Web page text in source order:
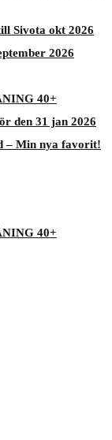
Sivota okt 2026
2026
40+
den 31 jan 2026
– Min nya favorit!
40+